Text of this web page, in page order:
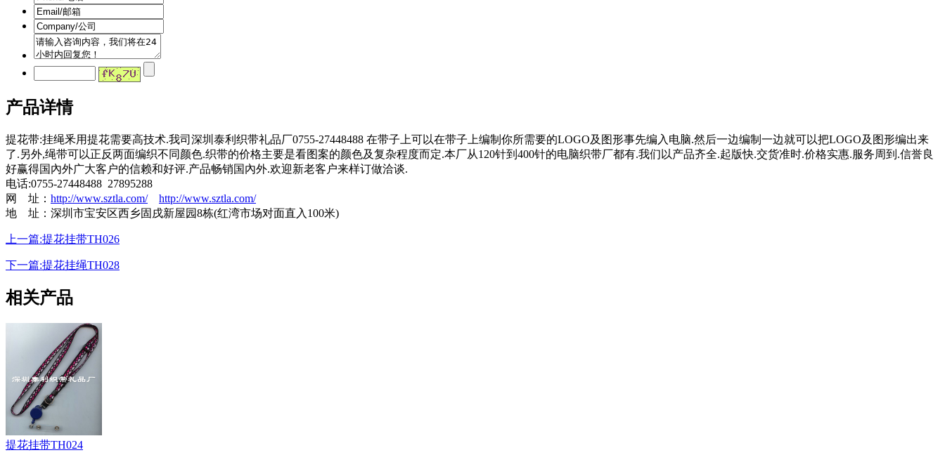
产品详情
提花带:挂绳釆用提花需要高技术.我司深圳泰利织带礼品厂0755-27448488 在带子上可以在带子上编制你所需要的LOGO及图形事先编入电脑.然后一边编制一边就可以把LOGO及图形编出来
了.另外,绳带可以正反两面编织不同颜色.织带的价格主要是看图案的颜色及复杂程度而定.本厂从120针到400针的电脑织带厂都有.我们以产品齐全.起版快.交货准时.价格实惠.服务周到.信誉良
好赢得国內外广大客户的信赖和好评.产品畅销国內外.欢迎新老客户来样订做洽谈.
电话:0755-27448488 27895288
网 址： http://www.sztla.com/
http://www.sztla.com/
地 址：深圳市宝安区西乡固戌新屋园8栋(红湾市场对面直入100米)
上一篇:提花挂带TH026
下一篇:提花挂绳TH028
相关产品
提花挂带TH024